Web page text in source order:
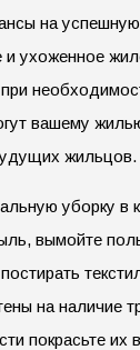
на
ухоженное
вашему
жильцов.
уборку в
вымойте
на наличие
покрасьте их